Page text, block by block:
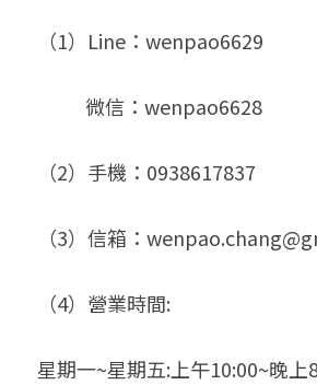
（1）Line：wenpao6629
           微信：wenpao6628
（2）手機：0938617837
（3）信箱：
（4）營業時間:
星期一~星期五:上午10:00~晚上